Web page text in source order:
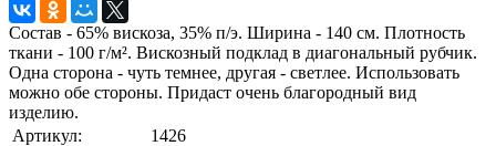
Состав - 65% вискоза, 35% п/э. Ширина - 140 см. Плотность
ткани - 100 г/м². Вискозный подклад в диагональный рубчик.
Одна сторона - чуть темнее, другая - светлее. Использовать
можно обе стороны. Придаст очень благородный вид
изделию.
Артикул:
1426